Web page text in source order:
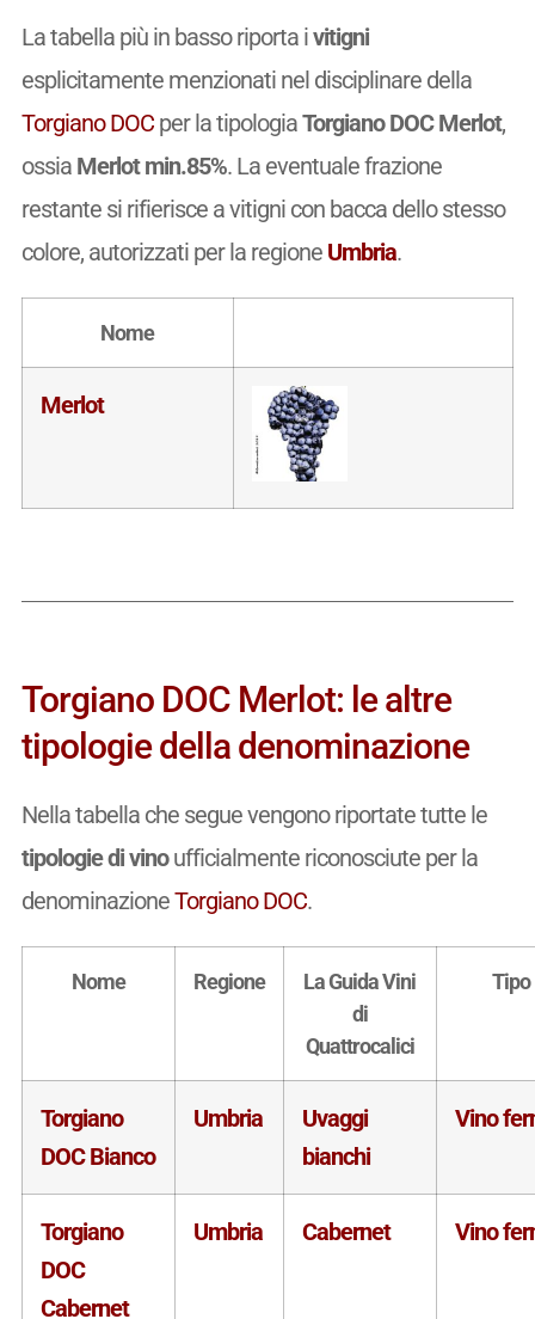
La tabella più in basso riporta ivitigni
esplicitamente menzionati nel disciplinare della
Torgiano DOCper la tipologiaTorgiano DOC Merlot,
ossia Merlot min.85%. La eventuale frazione
restante si rifierisce a vitigni con bacca dello stesso
colore, autorizzati per la regione Umbria.
Nome
Merlot
Torgiano DOC Merlot: le altre
tipologie della denominazione
Nella tabella che segue vengono riportate tutte le
tipologie di vinoufficialmente riconosciute per la
denominazioneTorgiano DOC.
Nome Regione
La Guida Vini
di
Quattrocalici
Tipo
Torgiano
DOC Bianco
Umbria
Uvaggi
bianchi
Vino
Torgiano
DOC
Cabernet
Umbria Cabernet Vino